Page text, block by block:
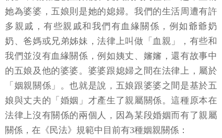
五娘與丈夫因為結婚而成為夫妻，在法律上互為「配
偶」，結婚之後五娘便和丈夫的媽媽住在一起，並稱
她為婆婆，五娘則是她的媳婦。我們的生活周遭有許
多親戚，有些親戚和我們有血緣關係，例如爺爺奶
奶、爸媽或兄弟姊妹，法律上叫做「血親」，有些和
我們並沒有血緣關係，例如姨丈、嬸嬸，還有故事中
的五娘及他的婆婆。婆婆跟媳婦之間在法律上，屬於
「姻親關係」。也就是說，五娘跟婆婆之間是基於五
娘與丈夫的「婚姻」才產生了親屬關係。這種原本在